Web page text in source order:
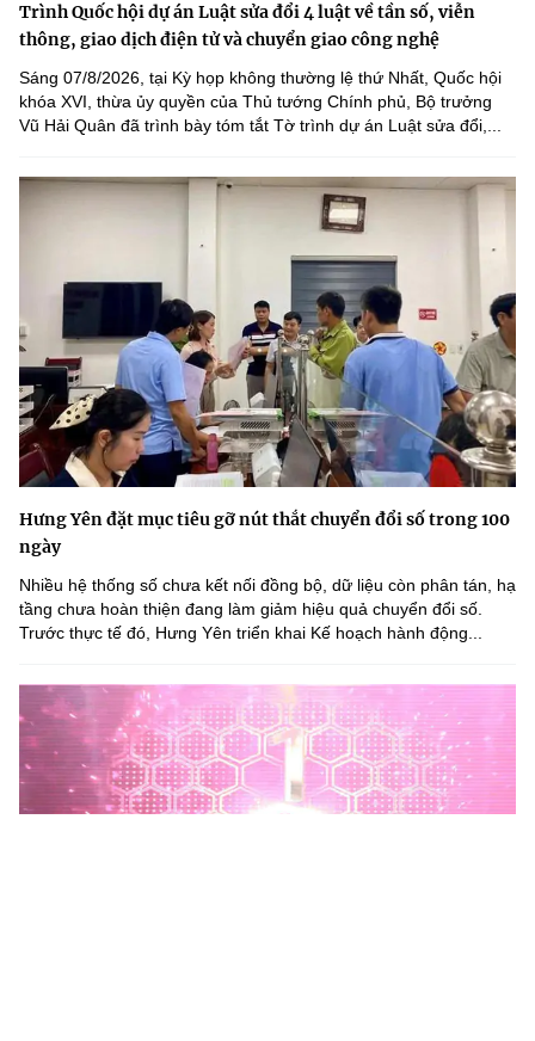
Trình Quốc hội dự án Luật sửa đổi 4 luật về tần số, viễn
thông, giao dịch điện tử và chuyển giao công nghệ
Sáng 07/8/2026, tại Kỳ họp không thường lệ thứ Nhất, Quốc hội
khóa XVI, thừa ủy quyền của Thủ tướng Chính phủ, Bộ trưởng
Vũ Hải Quân đã trình bày tóm tắt Tờ trình dự án Luật sửa đổi,...
Hưng Yên đặt mục tiêu gỡ nút thắt chuyển đổi số trong 100
ngày
Nhiều hệ thống số chưa kết nối đồng bộ, dữ liệu còn phân tán, hạ
tầng chưa hoàn thiện đang làm giảm hiệu quả chuyển đổi số.
Trước thực tế đó, Hưng Yên triển khai Kế hoạch hành động...